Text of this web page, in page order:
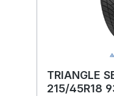
TRIANGLE
215/45R18